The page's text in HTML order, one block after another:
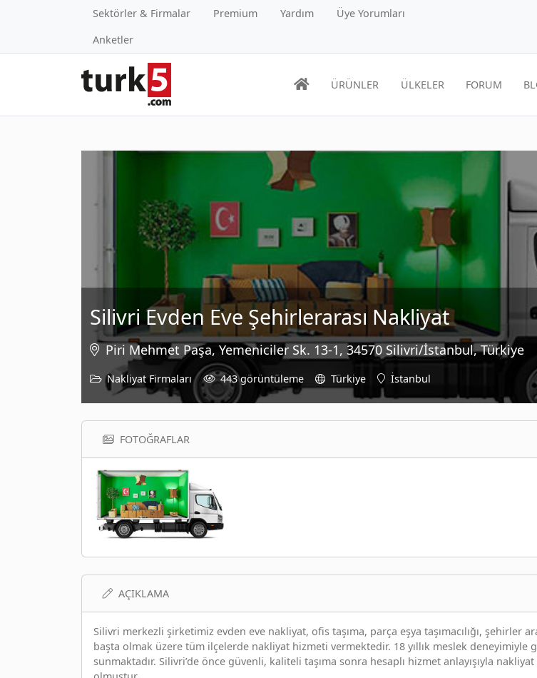
Sektörler & Firmalar Premium Yardım
Üye Yorumları
Anketler
ÜRÜNLER ÜLKELER FORUM
Silivri Evden Eve Şehirlerarası Nakliyat
Piri Mehmet Paşa, Yemeniciler Sk. 13-1, 34570 Silivri/İstanbul, Türkiye
Nakliyat Firmaları 443 görüntüleme Türkiye İstanbul
FOTOĞRAFLAR
AÇIKLAMA
Silivri merkezli şirketimiz evden eve nakliyat, ofis taşıma, parça eşya taşımacılığı, şehirler
başta olmak üzere tüm ilçelerde nakliyat hizmeti vermektedir. 18 yıllık meslek deneyimiyle
sunmaktadır. Silivri’de önce güvenli, kaliteli taşıma sonra hesaplı hizmet anlayışıyla